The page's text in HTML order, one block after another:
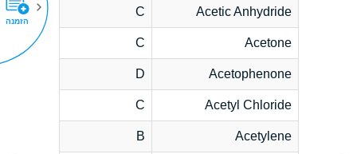
Acetic Anhydride
C
Acetone
C
Acetophenone
D
Acetyl Chloride
C
Acetylene
B
הזמנה